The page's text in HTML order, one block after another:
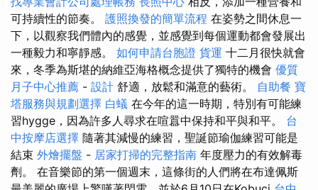
可持續性的節奏。 護照換發的簡單流程 在姿勢之間休息一
下，以觀察我們體內的感覺，並感覺到每個運動都會發展出
一種毅力和寧靜感。 如何申請台胞證 貨運 十二月很快就會
來，冬季為斯堪的納維亞海格概念提供了獨特的機會 優質
月子中心推薦 - 設計 舒適，放鬆和滿意的藝術。 自助餐 寶
塔服務與規劃選擇 白蟻 在今年的這一時期，特別有可能練
習hygge，因為許多人尋求在喧囂中保持和平與和平。 台
中按摩店選擇 隨著其減慢的練習，聖誕節瑜伽練習可能是
結束 外燴擺盤 - 居家打掃的完整指南 年度壓力的有效解毒
劑。 在音樂節的第一個週末，這條街的人們將在布達佩斯